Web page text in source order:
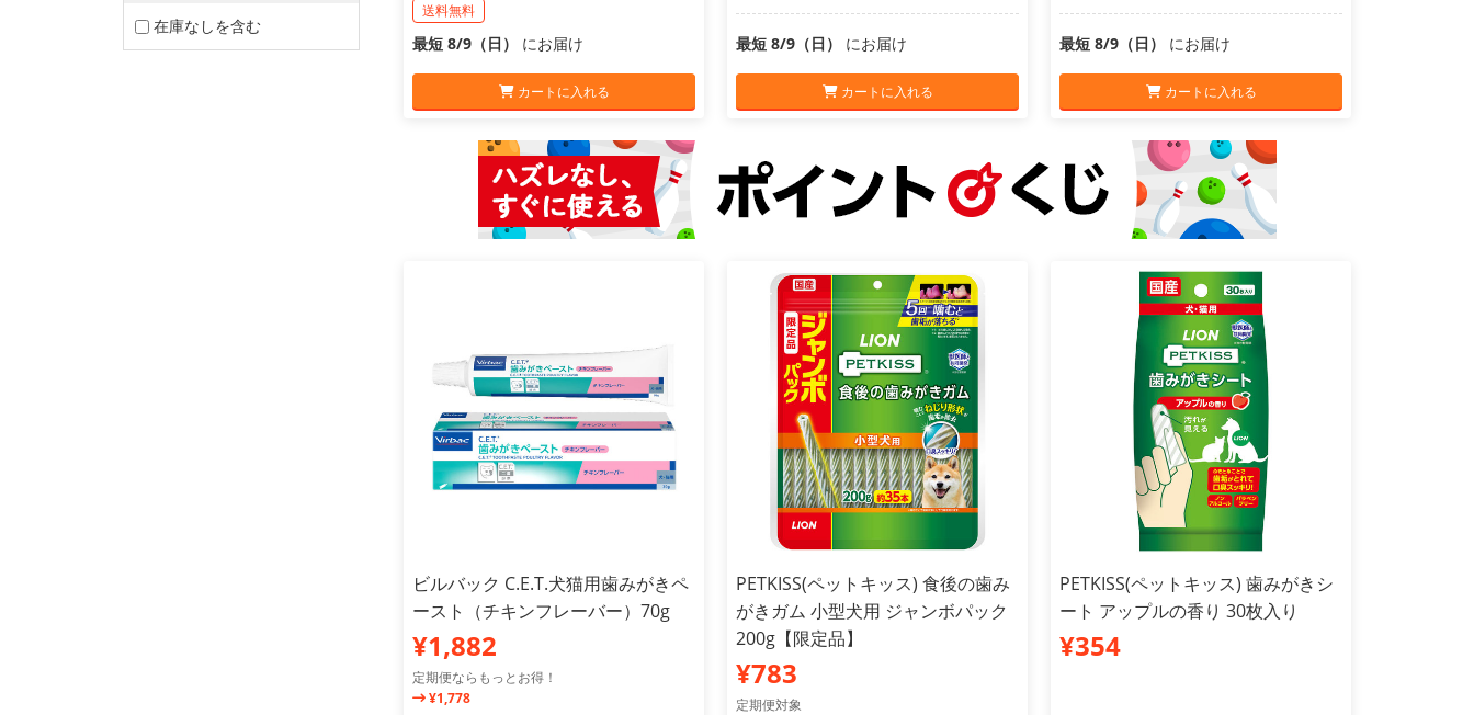
在庫なしを含む
送料無料
最短 8/9（日） にお届け
カートに入れる
最短 8/9（日） にお届け
カートに入れる
最短 8/9（日） にお届け
カートに入れる
ビルバック C.E.T.犬猫用歯みがきペ
ースト（チキンフレーバー）70g
¥1,882
定期便ならもっとお得！
¥1,778
PETKISS(ペットキッス) 食後の歯み
がきガム 小型犬用 ジャンボパック
200g【限定品】
¥783
定期便対象
PETKISS(ペットキッス) 歯みがきシ
ート アップルの香り 30枚入り
¥354